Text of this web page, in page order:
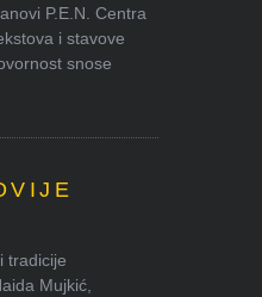
P.E.N. Centra
i stavove
snose
tradicije
Mujkić,